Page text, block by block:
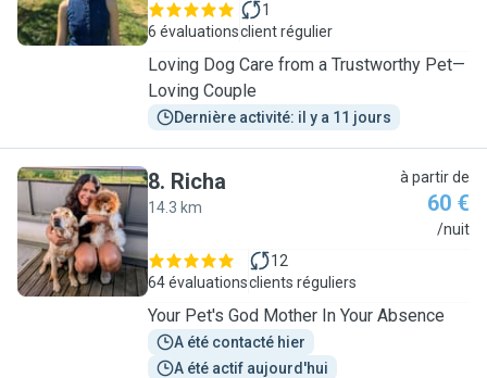
6 évaluations
1
client régulier
Loving Dog Care from a Trustworthy Pet—
Loving Couple
Dernière activité: il y a 11 jours
R
8. Richa
14.3 km
à partir de
60 €
/nuit
64 évaluations
12
clients réguliers
Your Pet's God Mother In Your Absence
A été contacté hier
A été actif aujourd'hui